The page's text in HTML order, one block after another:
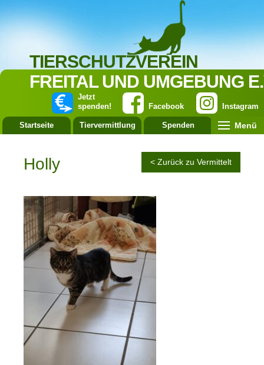
TIERSCHUTZVEREIN
FREITAL UND UMGEBUNG
Instagram
Facebook
Jetzt
spenden!
Startseite Tiervermittlung Spenden Menü
Holly < Zurück zu Vermittelt